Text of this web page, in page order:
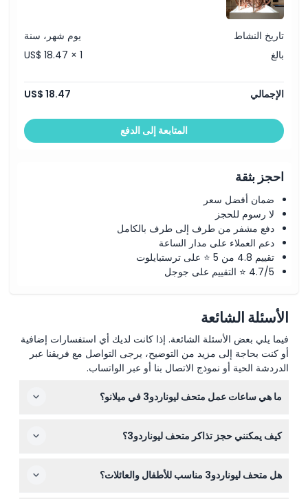
تاريخ النشاط
يوم شهر، سنة
بالغ
US$ 18.47 × 1
الإجمالي US$ 18.47
المتابعة إلى الدفع
احجز بثقة
ضمان أفضل سعر
لا رسوم للحجز
دفع مشفر من طرف إلى طرف بالكامل
دعم العملاء على مدار الساعة
تقييم 4.8 من 5 ⭐ على ترستبايلوت
4.7/5 ⭐ التقييم على جوجل
الأسئلة الشائعة
فيما يلي بعض الأسئلة الشائعة. إذا كانت لديك أي استفسارات إضافية
أو كنت بحاجة إلى مزيد من التوضيح، يرجى التواصل مع فريقنا عبر
الدردشة الحية أو نموذج الاتصال بنا أو عبر الواتساب.
ما هي ساعات عمل متحف ليوناردو3 في ميلانو؟
مساءً، مع آخر دخول قبل ساعة من الإغلاق. يُرجى ملاحظة أن
ديسمبر (قد تتغير - يرجى التأكد عند الحجز).
كيف يمكنني حجز تذاكر متحف ليوناردو3؟
فقط اختر التاريخ والوقت المفضلين لديك، وأكمل الشراء — لا
هل متحف ليوناردو3 مناسب للأطفال والعائلات؟